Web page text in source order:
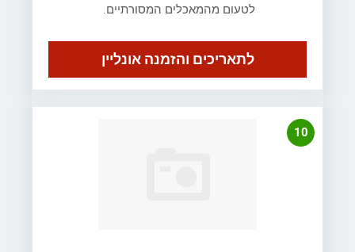
לטעום מהמאכלים המסורתיים.
לתאריכים והזמנה אונליין
10